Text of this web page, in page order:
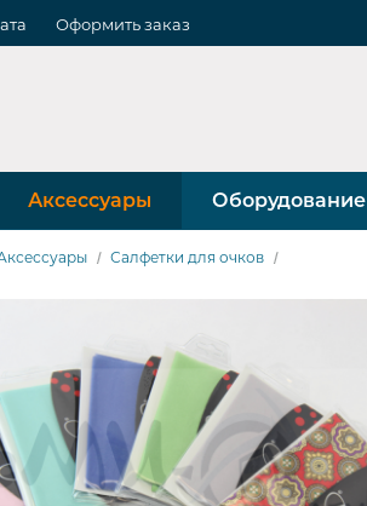
Оформить заказ
Аксессуары Оборудование
Салфетки для очков